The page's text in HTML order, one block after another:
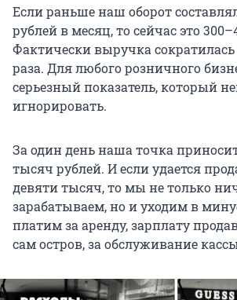
Если раньше наш оборот
рублей в месяц, то сейчас это
Фактически выручка
раза. Для любого розничного
серьезный показатель, который
игнорировать.
За один день наша точка
тысяч рублей. И если удается
девяти тысяч, то мы не только
зарабатываем, но и уходим в
платим за аренду, зарплату
сам остров, за обслуживание